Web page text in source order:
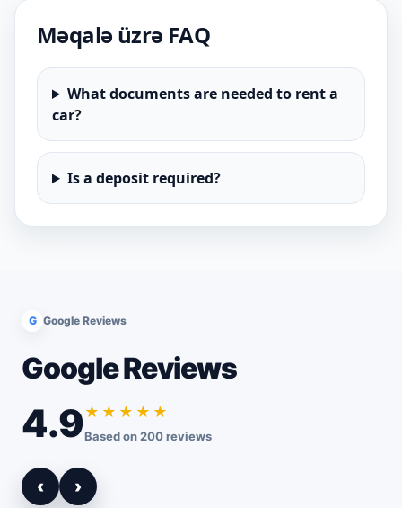
Məqalə üzrə FAQ
What documents are needed to rent a
car?
Is a deposit required?
G Google Reviews
Google Reviews
4.9★★★★★
Based on 200 reviews
‹ ›